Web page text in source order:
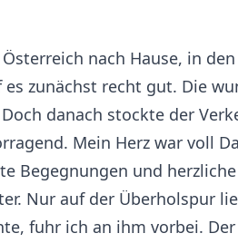
nach Hause, in
zunächst recht gut. Die
danach stockte der
Mein Herz war voll
Begegnungen und
Nur auf der Überholspur
fuhr ich an ihm vorbei.